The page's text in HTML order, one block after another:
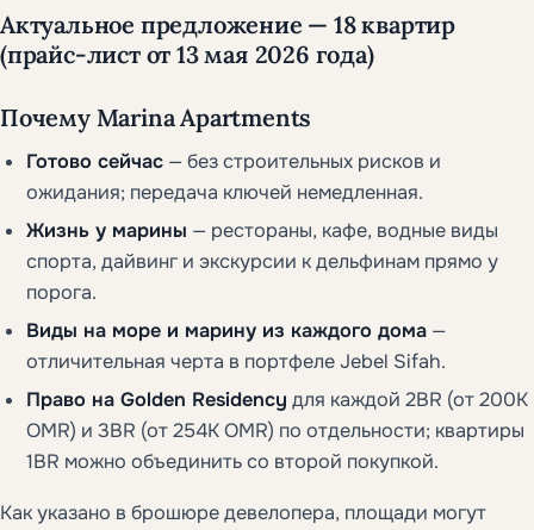
Актуальное предложение — 18 квартир
(прайс-лист от 13 мая 2026 года)
Почему Marina Apartments
Готово сейчас — без строительных рисков и
ожидания; передача ключей немедленная.
Жизнь у марины — рестораны, кафе, водные виды
спорта, дайвинг и экскурсии к дельфинам прямо у
порога.
Виды на море и марину из каждого дома —
отличительная черта в портфеле Jebel Sifah.
Право на Golden Residency для каждой 2BR (от 200K
OMR) и 3BR (от 254K OMR) по отдельности; квартиры
1BR можно объединить со второй покупкой.
Как указано в брошюре девелопера, площади могут